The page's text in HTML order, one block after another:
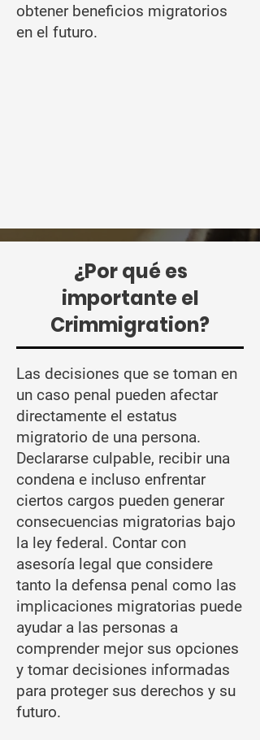
obtener beneficios migratorios
en el futuro.
¿Por qué es
importante el
Crimmigration?
Las decisiones que se toman en
un caso penal pueden afectar
directamente el estatus
migratorio de una persona.
Declararse culpable, recibir una
condena e incluso enfrentar
ciertos cargos pueden generar
consecuencias migratorias bajo
la ley federal. Contar con
asesoría legal que considere
tanto la defensa penal como las
implicaciones migratorias puede
ayudar a las personas a
comprender mejor sus opciones
y tomar decisiones informadas
para proteger sus derechos y su
futuro.